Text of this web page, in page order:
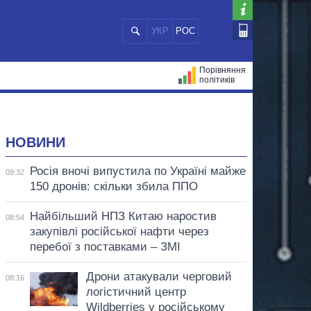
УКР РОС
Порівняння
політиків
НОВИНИ
09:32
Росія вночі випустила по Україні майже
150 дронів: скільки збила ППО
08:54
Найбільший НПЗ Китаю наростив
закупівлі російської нафти через
перебої з поставками – ЗМІ
08:16
Дрони атакували черговий
логістичний центр
Wildberries у російському